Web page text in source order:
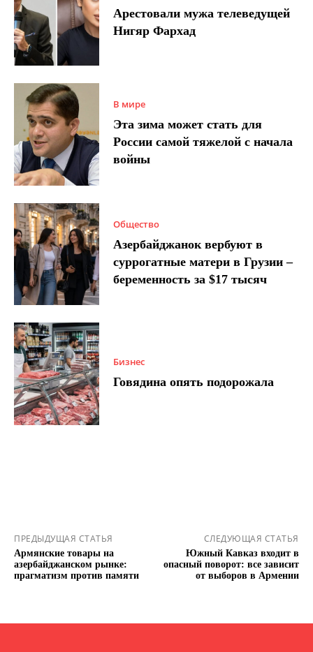
Арестовали мужа телеведущей
Нигяр Фархад
В мире
Эта зима может стать для
России самой тяжелой с начала
войны
Общество
Азербайджанок вербуют в
суррогатные матери в Грузии –
беременность за $17 тысяч
Бизнес
Говядина опять подорожала
ПРЕДЫДУЩАЯ СТАТЬЯ
Армянские товары на
азербайджанском рынке:
прагматизм против памяти
СЛЕДУЮЩАЯ СТАТЬЯ
Южный Кавказ входит в
опасный поворот: все зависит
от выборов в Армении